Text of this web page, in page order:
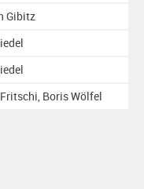
Gibitz
Boris Wölfel